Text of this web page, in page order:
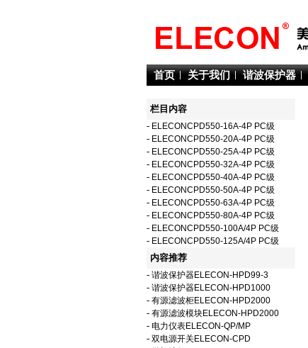
首页 关于我们 谐波保护器
栏目内容
- ELECONCPD550-16A-4P PC级
- ELECONCPD550-20A-4P PC级
- ELECONCPD550-25A-4P PC级
- ELECONCPD550-32A-4P PC级
- ELECONCPD550-40A-4P PC级
- ELECONCPD550-50A-4P PC级
- ELECONCPD550-63A-4P PC级
- ELECONCPD550-80A-4P PC级
- ELECONCPD550-100A/4P PC级
- ELECONCPD550-125A/4P PC级
内容推荐
- 谐波保护器ELECON-HPD99-3
- 谐波保护器ELECON-HPD1000
- 有源滤波柜ELECON-HPD2000
- 有源滤波模块ELECON-HPD2000
- 电力仪表ELECON-QP/MP
- 双电源开关ELECON-CPD